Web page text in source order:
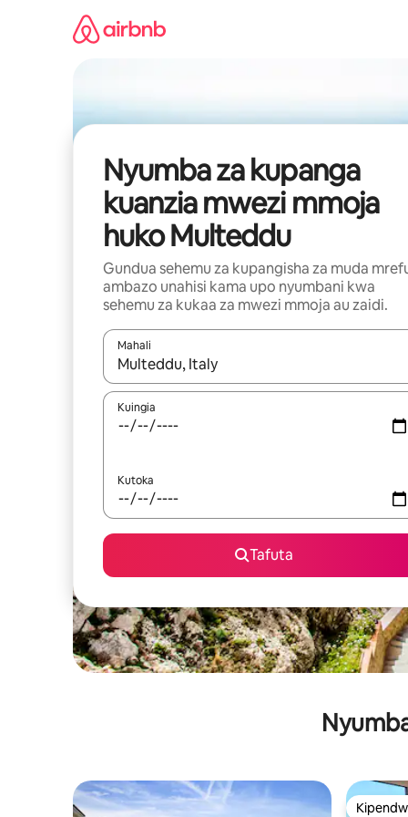
Nyumba za kupanga
kuanzia mwezi mmoja
huko Multeddu
Gundua sehemu za kupangisha za muda
ambazo unahisi kama upo nyumbani kwa
sehemu za kukaa za mwezi mmoja au zaidi.
Mahali
Wakati matokeo yanapatikana, vinjari kwa
Kuingia
Kutoka
Tafuta